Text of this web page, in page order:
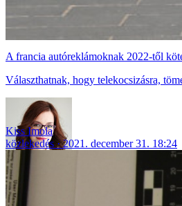
A francia autóreklámoknak 2022-től
Választhatnak, hogy telekocsizásra,
Kiss Imola
közlekedés
2021. december 31. 18:24